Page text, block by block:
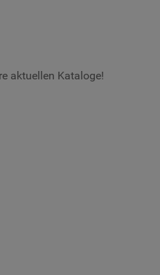
aktuellen Kataloge!